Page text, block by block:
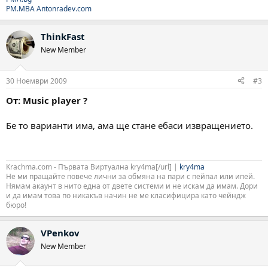
PM.MBAAntonradev.com
ThinkFast
New Member
30 Ноември 2009 #3
От: Music player ?
Бе то варианти има, ама ще стане ебаси извращението.
Krachma.com - Първата Виртуална kry4ma[/url] | kry4ma
Не ми пращайте повече лични за обмяна на пари с пейпал или ипей.
Нямам акаунт в нито една от двете системи и не искам да имам. Дори
и да имам това по никакъв начин не ме класифицира като чейндж
бюро!
VPenkov
New Member